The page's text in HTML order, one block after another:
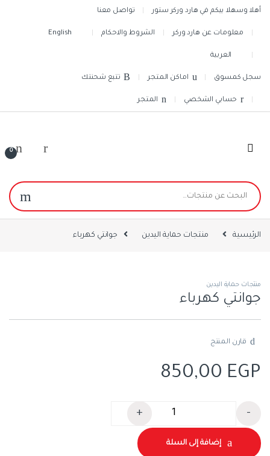
Skip to navigation
Skip to content
أهلا وسهلا بيكم في هارد وركر ستور تواصل معنا
معلومات عن هارد وركر الشروط والاحكام English
العربية
سجل كمسوق اماكن المتجر تتبع شحنتك
حسابي الشخصي المتجر
0
البحث عن:
الرئيسية منتجات حماية اليدين جوانتي كهرباء
منتجات حماية اليدين
جوانتي كهرباء
قارن المنتج
850,00 EGP
-
+
إضافة إلى السلة